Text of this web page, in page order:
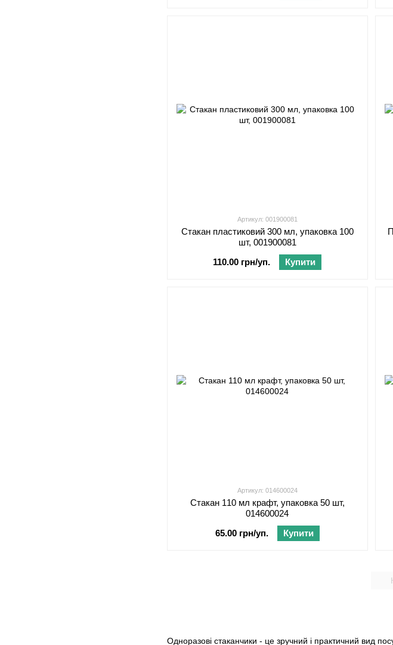
Одноразові стаканчики - це зручний і практичний вид
Артикул: 001900081
Стакан пластиковий 300 мл, упаковка 100
шт, 001900081
110.00 грн/уп.
Купити
Артикул: 014600024
Стакан 110 мл крафт, упаковка 50 шт,
014600024
65.00 грн/уп.
Купити